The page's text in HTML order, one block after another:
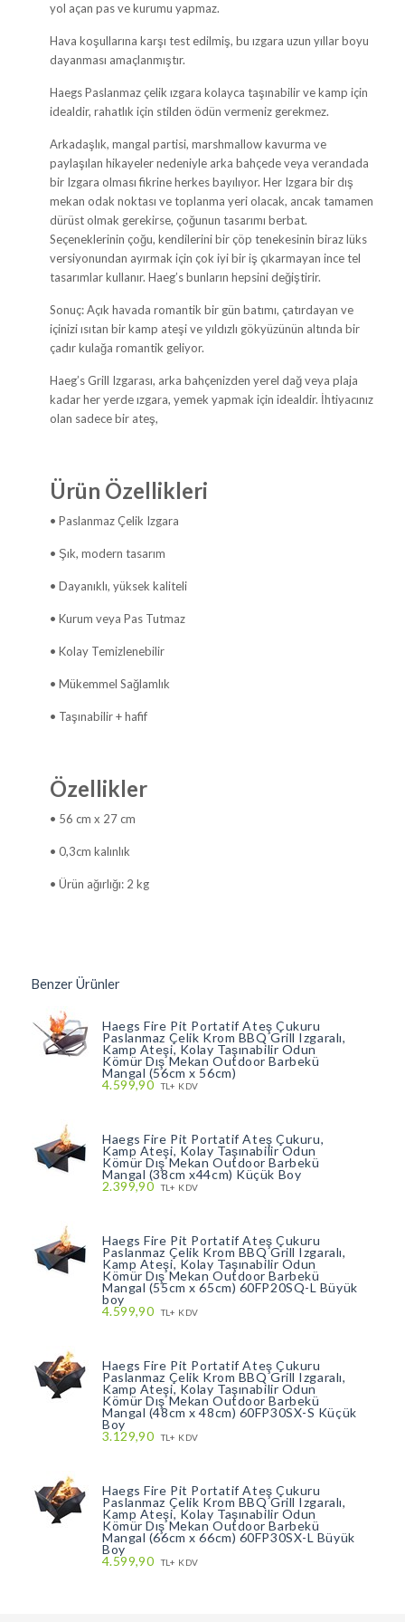
yol açan pas ve kurumu yapmaz.
Hava koşullarına karşı test edilmiş, bu ızgara uzun yıllar boyu
dayanması amaçlanmıştır.
Haegs Paslanmaz çelik ızgara kolayca taşınabilir ve kamp için
idealdir, rahatlık için stilden ödün vermeniz gerekmez.
Arkadaşlık, mangal partisi, marshmallow kavurma ve
paylaşılan hikayeler nedeniyle arka bahçede veya verandada
bir Izgara olması fikrine herkes bayılıyor. Her Izgara bir dış
mekan odak noktası ve toplanma yeri olacak, ancak tamamen
dürüst olmak gerekirse, çoğunun tasarımı berbat.
Seçeneklerinin çoğu, kendilerini bir çöp tenekesinin biraz lüks
versiyonundan ayırmak için çok iyi bir iş çıkarmayan ince tel
tasarımlar kullanır. Haeg’s bunların hepsini değiştirir.
Sonuç: Açık havada romantik bir gün batımı, çatırdayan ve
içinizi ısıtan bir kamp ateşi ve yıldızlı gökyüzünün altında bir
çadır kulağa romantik geliyor.
Haeg’s Grill Izgarası, arka bahçenizden yerel dağ veya plaja
kadar her yerde ızgara, yemek yapmak için idealdir. İhtiyacınız
olan sadece bir ateş,
Ürün Özellikleri
• Paslanmaz Çelik Izgara
• Şık, modern tasarım
• Dayanıklı, yüksek kaliteli
• Kurum veya Pas Tutmaz
• Kolay Temizlenebilir
• Mükemmel Sağlamlık
• Taşınabilir + hafif
Özellikler
• 56 cm x 27 cm
• 0,3cm kalınlık
• Ürün ağırlığı: 2 kg
Benzer Ürünler
Haegs Fire Pit Portatif Ateş Çukuru
Paslanmaz Çelik Krom BBQ Grill Izgaralı,
Kamp Ateşi, Kolay Taşınabilir Odun
Kömür Dış Mekan Outdoor Barbekü
Mangal (56cm x 56cm)
4.599,90 TL+ KDV
Haegs Fire Pit Portatif Ateş Çukuru,
Kamp Ateşi, Kolay Taşınabilir Odun
Kömür Dış Mekan Outdoor Barbekü
Mangal (38cm x44cm) Küçük Boy
2.399,90 TL+ KDV
Haegs Fire Pit Portatif Ateş Çukuru
Paslanmaz Çelik Krom BBQ Grill Izgaralı,
Kamp Ateşi, Kolay Taşınabilir Odun
Kömür Dış Mekan Outdoor Barbekü
Mangal (55cm x 65cm) 60FP20SQ-L Büyük
boy
4.599,90 TL+ KDV
Haegs Fire Pit Portatif Ateş Çukuru
Paslanmaz Çelik Krom BBQ Grill Izgaralı,
Kamp Ateşi, Kolay Taşınabilir Odun
Kömür Dış Mekan Outdoor Barbekü
Mangal (48cm x 48cm) 60FP30SX-S Küçük
Boy
3.129,90 TL+ KDV
Haegs Fire Pit Portatif Ateş Çukuru
Paslanmaz Çelik Krom BBQ Grill Izgaralı,
Kamp Ateşi, Kolay Taşınabilir Odun
Kömür Dış Mekan Outdoor Barbekü
Mangal (66cm x 66cm) 60FP30SX-L Büyük
Boy
4.599,90 TL+ KDV